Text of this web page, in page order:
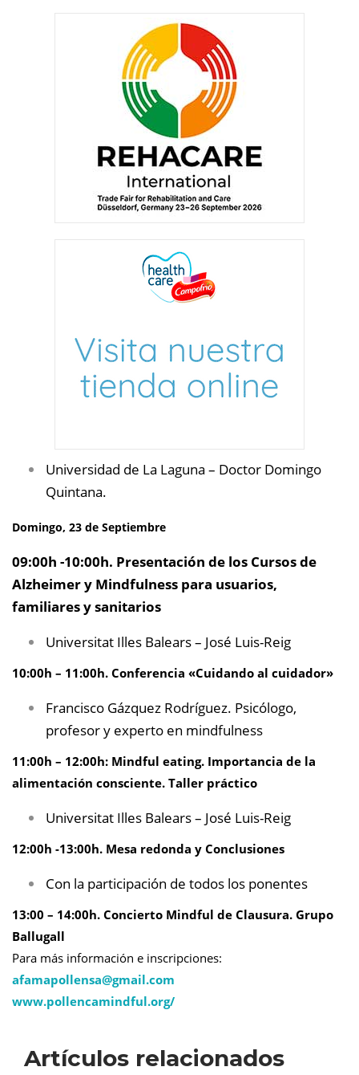
Universidad de La Laguna – Doctor Domingo
Quintana.
Domingo, 23 de Septiembre
09:00h -10:00h. Presentación de los Cursos de
Alzheimer y Mindfulness para usuarios,
familiares y sanitarios
Universitat Illes Balears – José Luis-Reig
10:00h – 11:00h. Conferencia «Cuidando al cuidador»
Francisco Gázquez Rodríguez. Psicólogo,
profesor y experto en mindfulness
11:00h – 12:00h: Mindful eating. Importancia de la
alimentación consciente. Taller práctico
Universitat Illes Balears – José Luis-Reig
12:00h -13:00h. Mesa redonda y Conclusiones
Con la participación de todos los ponentes
13:00 – 14:00h. Concierto Mindful de Clausura. Grupo
Ballugall
Para más información e inscripciones:
afamapollensa@gmail.com
www.pollencamindful.org/
Artículos relacionados